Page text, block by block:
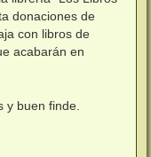
donaciones de
con libros de
acabarán en
y buen finde.